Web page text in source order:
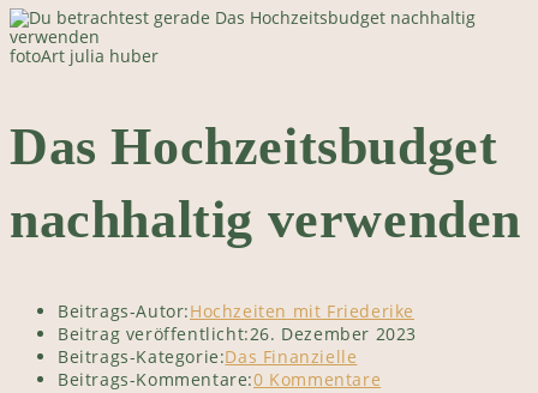
fotoArt julia huber
Das Hochzeitsbudget
nachhaltig verwenden
Beitrags-Autor:Hochzeiten mit Friederike
Beitrag veröffentlicht:26. Dezember 2023
Beitrags-Kategorie:Das Finanzielle
Beitrags-Kommentare:0 Kommentare